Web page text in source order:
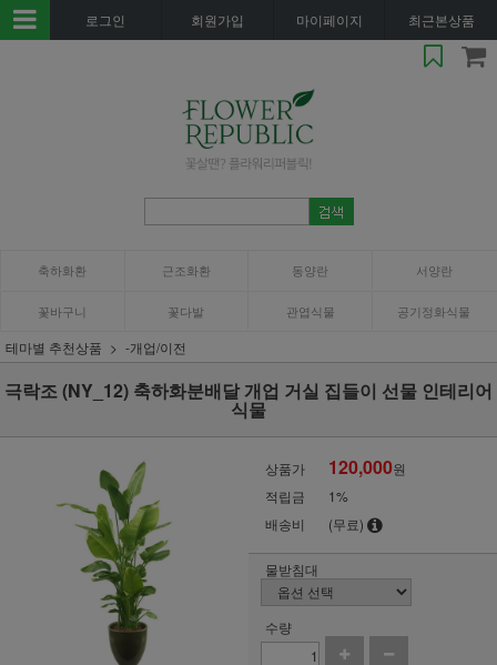
로그인 회원가입 마이페이지 최근본상품
축하화환 근조화환 동양란 서양란
꽃바구니 꽃다발 관엽식물 공기정화식물
테마별 추천상품 -개업/이전
극락조 (NY_12) 축하화분배달 개업 거실 집들이 선물 인테리어
식물
상품가 120,000원
적립금
1%
배송비
(무료)
물받침대
수량